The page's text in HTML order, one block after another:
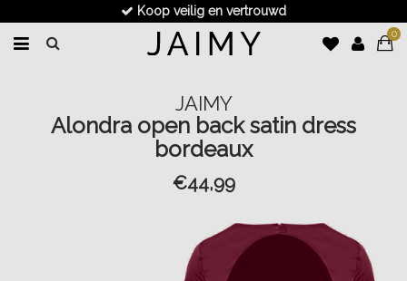
Koop veilig en vertrouwd
0
JAIMY
Alondra open back satin dress
bordeaux
€44,99